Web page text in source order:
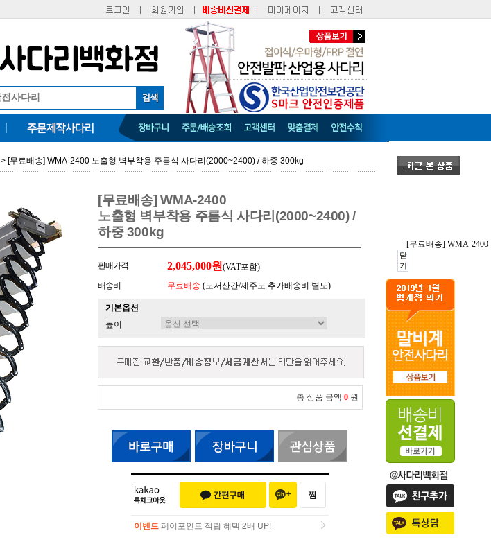
[무료배송] WMA-2400
닫
기
> [무료배송] WMA-2400 노출형 벽부착용 주름식 사다리(2000~2400) / 하중 300kg
[무료배송] WMA-2400
노출형 벽부착용 주름식 사다리(2000~2400) /
하중 300kg
판매가격 2,045,000원 (VAT포함)
배송비
무료배송 (도서산간/제주도 추가배송비 별도)
기본옵션
높이
총 상품 금액 0 원
이벤트 페이포인트 적립 혜택 2배 UP!